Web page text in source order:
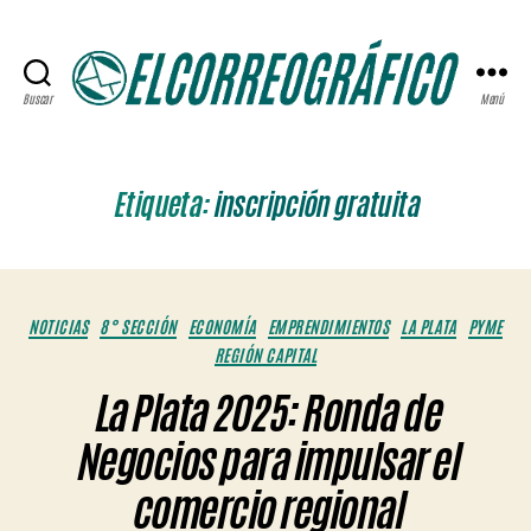
Buscar Menú
Etiqueta:inscripción gratuita
Categorías
NOTICIAS 8° SECCIÓN ECONOMÍA EMPRENDIMIENTOS LA PLATA
PYME
REGIÓN CAPITAL
La Plata 2025: Ronda de
Negocios para impulsar el
comercio regional